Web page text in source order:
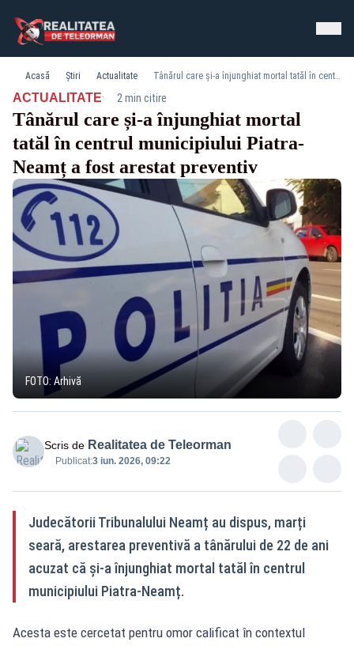
Acasă Știri Actualitate Tânărul care și-a înjunghiat mortal tatăl în centrul municipiului Piatra-Neamț a fost arestat preventiv
ACTUALITATE· 2 min citire
Tânărul care și-a înjunghiat mortal
tatăl în centrul municipiului Piatra-
Neamț a fost arestat preventiv
FOTO: Arhivă
Scris de Realitatea de Teleorman
Publicat:3 iun. 2026, 09:22
Judecătorii Tribunalului Neamț au dispus, marți
seară, arestarea preventivă a tânărului de 22 de ani
acuzat că și-a înjunghiat mortal tatăl în centrul
municipiului Piatra-Neamț.
Acesta este cercetat pentru omor calificat în contextul